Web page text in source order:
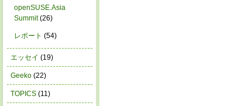
openSUSE.Asia
Summit(26)
レポート (54)
エッセイ (19)
Geeko (22)
TOPICS (11)